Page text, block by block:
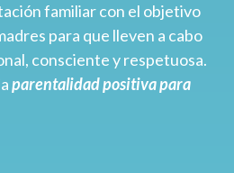
familiar con el objetivo
para que lleven a cabo
consciente y respetuosa.
parentalidad positiva para